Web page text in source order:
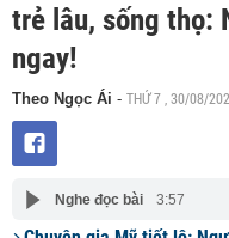
trẻ lâu, sống thọ:
ngay!
Theo Ngọc Ái - THỨ 7 , 30/08/
Nghe đọc bài 3:57